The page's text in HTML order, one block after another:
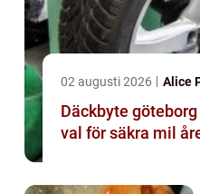
02 augusti 2026 Alice
Däckbyte göteborg så gör du smarta
val för säkra mil